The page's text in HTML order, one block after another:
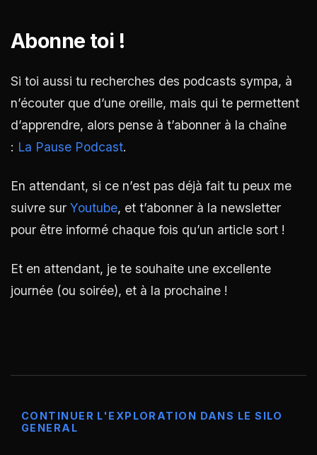
Abonne toi !
Si toi aussi tu recherches des podcasts sympa, à
n’écouter que d’une oreille, mais qui te permettent
d’apprendre, alors pense à t’abonner à la chaîne
: La Pause Podcast.
En attendant, si ce n’est pas déjà fait tu peux me
suivre sur Youtube, et t’abonner à la newsletter
pour être informé chaque fois qu’un article sort !
Et en attendant, je te souhaite une excellente
journée (ou soirée), et à la prochaine !
CONTINUER L'EXPLORATION DANS LE SILO
GENERAL